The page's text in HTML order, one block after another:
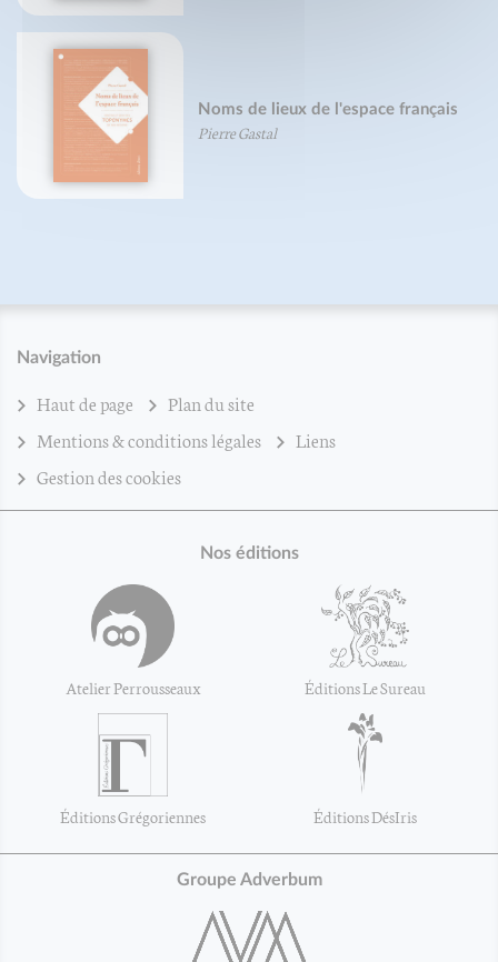
Noms de lieux de l'espace français
Pierre Gastal
Navigation
Haut de page
Plan du site
Mentions & conditions légales
Liens
Gestion des cookies
Nos éditions
Atelier Perrousseaux Éditions Le Sureau
Éditions Grégoriennes Éditions DésIris
Groupe Adverbum